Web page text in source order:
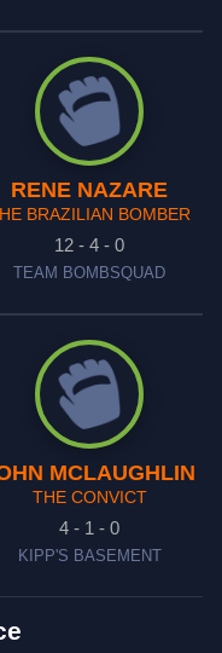
RENE NAZARE
BRAZILIAN BOMBER
12 - 4 - 0
TEAM BOMBSQUAD
MCLAUGHLIN
THE CONVICT
4 - 1 - 0
KIPP'S BASEMENT